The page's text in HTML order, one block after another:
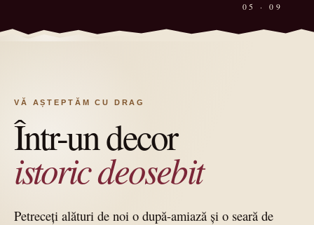
05 · 09
VĂ AȘTEPTĂM CU DRAG
Într-un decor
istoric deosebit
Petreceți alături de noi o după-amiază și o seară de